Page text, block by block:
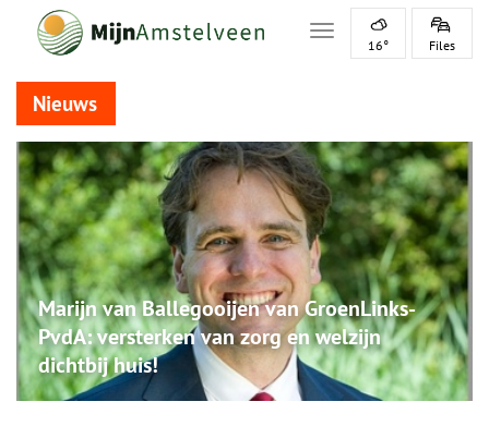
Toggle navigation
16° Files
Nieuws
Marijn van Ballegooijen van GroenLinks-
PvdA: versterken van zorg en welzijn
dichtbij huis!